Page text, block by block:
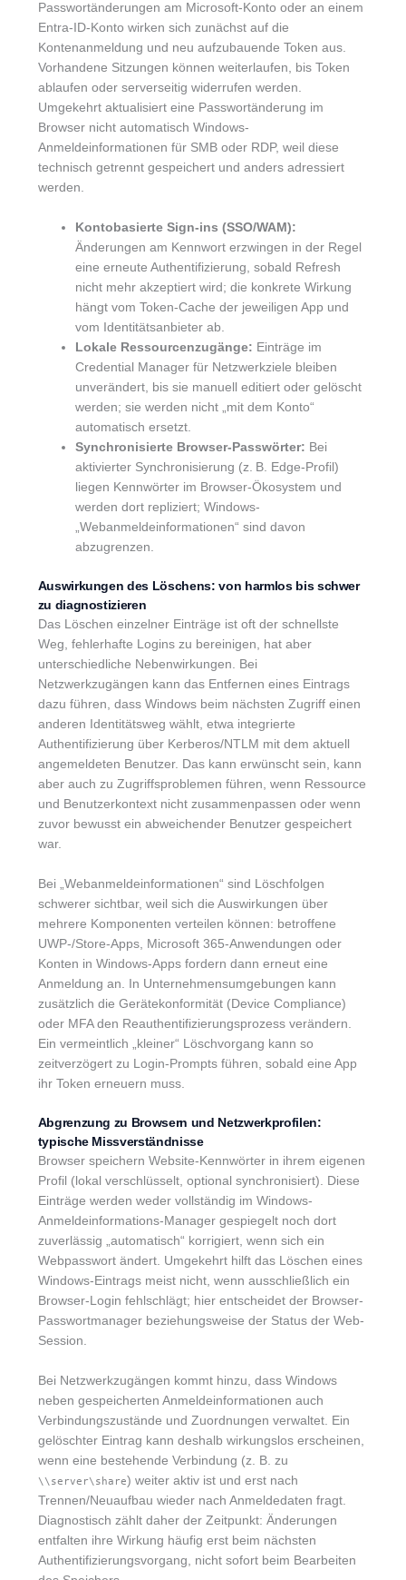
Passwortänderungen am Microsoft-Konto oder an einem
Entra-ID-Konto wirken sich zunächst auf die
Kontenanmeldung und neu aufzubauende Token aus.
Vorhandene Sitzungen können weiterlaufen, bis Token
ablaufen oder serverseitig widerrufen werden.
Umgekehrt aktualisiert eine Passwortänderung im
Browser nicht automatisch Windows-
Anmeldeinformationen für SMB oder RDP, weil diese
technisch getrennt gespeichert und anders adressiert
werden.
Kontobasierte Sign-ins (SSO/WAM):
Änderungen am Kennwort erzwingen in der Regel
eine erneute Authentifizierung, sobald Refresh
nicht mehr akzeptiert wird; die konkrete Wirkung
hängt vom Token-Cache der jeweiligen App und
vom Identitätsanbieter ab.
Lokale Ressourcenzugänge: Einträge im
Credential Manager für Netzwerkziele bleiben
unverändert, bis sie manuell editiert oder gelöscht
werden; sie werden nicht „mit dem Konto“
automatisch ersetzt.
Synchronisierte Browser-Passwörter: Bei
aktivierter Synchronisierung (z. B. Edge-Profil)
liegen Kennwörter im Browser-Ökosystem und
werden dort repliziert; Windows-
„Webanmeldeinformationen“ sind davon
abzugrenzen.
Auswirkungen des Löschens: von harmlos bis schwer
zu diagnostizieren
Das Löschen einzelner Einträge ist oft der schnellste
Weg, fehlerhafte Logins zu bereinigen, hat aber
unterschiedliche Nebenwirkungen. Bei
Netzwerkzugängen kann das Entfernen eines Eintrags
dazu führen, dass Windows beim nächsten Zugriff einen
anderen Identitätsweg wählt, etwa integrierte
Authentifizierung über Kerberos/NTLM mit dem aktuell
angemeldeten Benutzer. Das kann erwünscht sein, kann
aber auch zu Zugriffsproblemen führen, wenn Ressource
und Benutzerkontext nicht zusammenpassen oder wenn
zuvor bewusst ein abweichender Benutzer gespeichert
war.
Bei „Webanmeldeinformationen“ sind Löschfolgen
schwerer sichtbar, weil sich die Auswirkungen über
mehrere Komponenten verteilen können: betroffene
UWP-/Store-Apps, Microsoft 365-Anwendungen oder
Konten in Windows-Apps fordern dann erneut eine
Anmeldung an. In Unternehmensumgebungen kann
zusätzlich die Gerätekonformität (Device Compliance)
oder MFA den Reauthentifizierungsprozess verändern.
Ein vermeintlich „kleiner“ Löschvorgang kann so
zeitverzögert zu Login-Prompts führen, sobald eine App
ihr Token erneuern muss.
Abgrenzung zu Browsern und Netzwerkprofilen:
typische Missverständnisse
Browser speichern Website-Kennwörter in ihrem eigenen
Profil (lokal verschlüsselt, optional synchronisiert). Diese
Einträge werden weder vollständig im Windows-
Anmeldeinformations-Manager gespiegelt noch dort
zuverlässig „automatisch“ korrigiert, wenn sich ein
Webpasswort ändert. Umgekehrt hilft das Löschen eines
Windows-Eintrags meist nicht, wenn ausschließlich ein
Browser-Login fehlschlägt; hier entscheidet der Browser-
Passwortmanager beziehungsweise der Status der Web-
Session.
Bei Netzwerkzugängen kommt hinzu, dass Windows
neben gespeicherten Anmeldeinformationen auch
Verbindungszustände und Zuordnungen verwaltet. Ein
gelöschter Eintrag kann deshalb wirkungslos erscheinen,
wenn eine bestehende Verbindung (z. B. zu
\\server\share) weiter aktiv ist und erst nach
Trennen/Neuaufbau wieder nach Anmeldedaten fragt.
Diagnostisch zählt daher der Zeitpunkt: Änderungen
entfalten ihre Wirkung häufig erst beim nächsten
Authentifizierungsvorgang, nicht sofort beim Bearbeiten